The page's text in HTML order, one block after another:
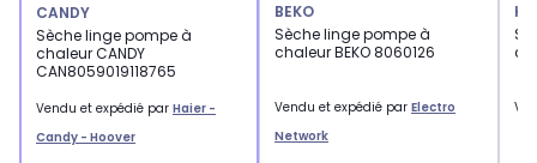
CANDY
Sèche linge pompe à
chaleur CANDY
CAN8059019118765
Vendu et expédié par Haier -
Candy - Hoover
BEKO
Sèche linge pompe à
chaleur BEKO 8060126
Vendu et expédié par Electro
Network